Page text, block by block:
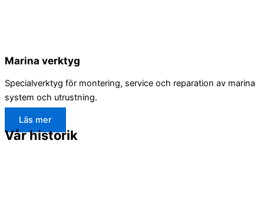
Marina verktyg
Specialverktyg för montering, service och reparation av marina
system och utrustning.
Läs mer
Vår historik